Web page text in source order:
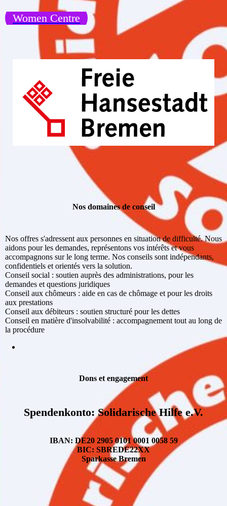
Women Centre
Nos domaines de conseil
Nos offres s'adressent aux personnes en situation de difficulté. Nous
aidons pour les demandes, représentons vos intérêts et vous
accompagnons sur le long terme. Nos conseils sont indépendants,
confidentiels et orientés vers la solution.
Conseil social : soutien auprès des administrations, pour les
demandes et questions juridiques
Conseil aux chômeurs : aide en cas de chômage et pour les droits
aux prestations
Conseil aux débiteurs : soutien structuré pour les dettes
Conseil en matière d'insolvabilité : accompagnement tout au long de
la procédure
Dons et engagement
Spendenkonto: Solidarische Hilfe e.V.
IBAN: DE20 2905 0101 0001 0058 59
BIC: SBREDE22XX
Sparkasse Bremen